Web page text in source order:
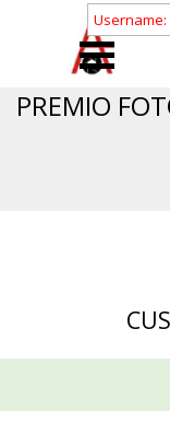
Vai ai contenuti
PREMIO